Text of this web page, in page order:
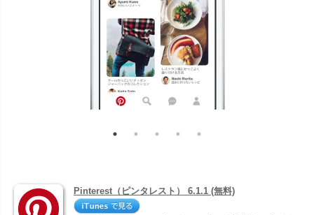
Pinterest（ピンタレスト） 6.1.1 (無料)